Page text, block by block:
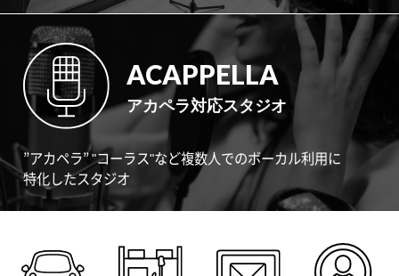
ACAPPELLA
アカペラ対応スタジオ
”アカペラ” "コーラス"など複数人でのボーカル利用に
特化したスタジオ